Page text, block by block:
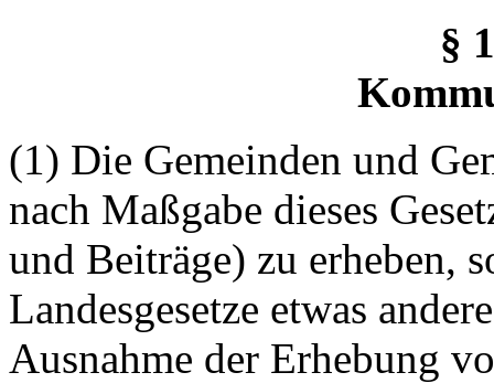
§
(1) Die Gemeinden und
nach Maßgabe dieses
und Beiträge) zu erheben,
Landesgesetze etwas
Ausnahme der Erhebung